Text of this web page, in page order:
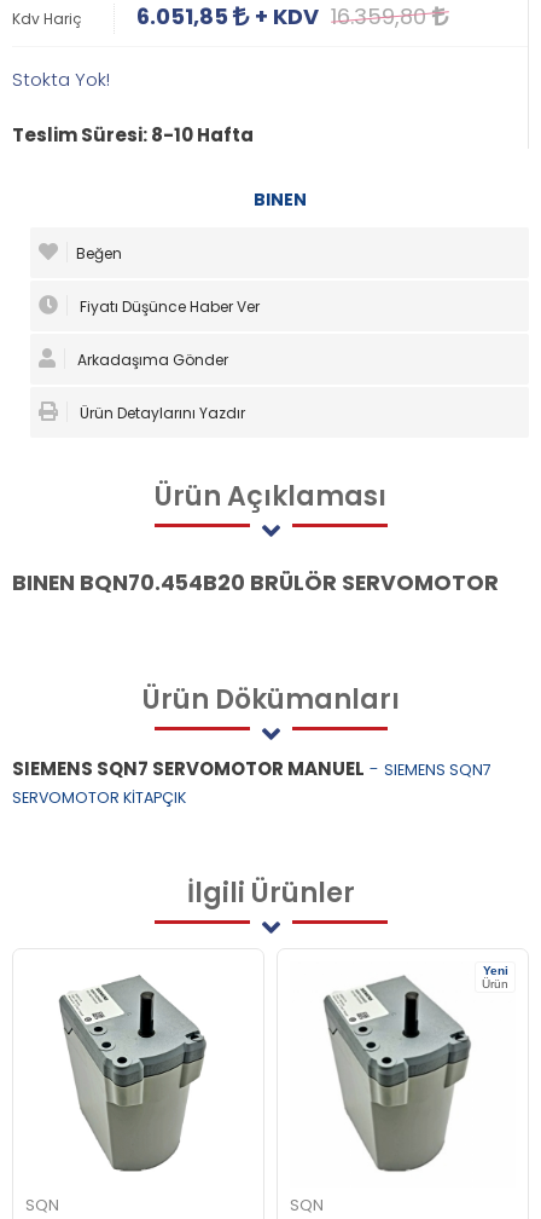
Kdv Hariç 6.051,85 + KDV 16.359,80
Stokta Yok!
Teslim Süresi: 8-10 Hafta
BINEN
Beğen
Fiyatı Düşünce Haber Ver
Arkadaşıma Gönder
Ürün Detaylarını Yazdır
ÜrünAçıklaması
BINEN BQN70.454B20 BRÜLÖR SERVOMOTOR
Ürün Dökümanları
SIEMENS SQN7 SERVOMOTOR MANUEL - SIEMENS SQN7
SERVOMOTOR KİTAPÇIK
İlgili Ürünler
SQN
Yeni
Ürün
SQN